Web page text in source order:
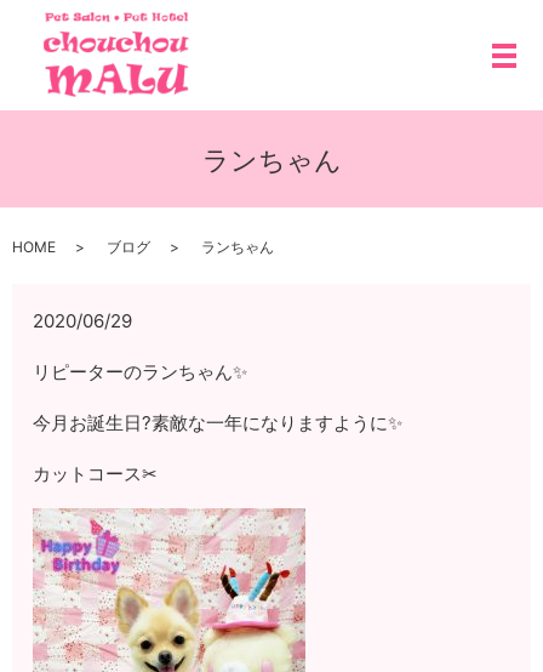
メ
ランちゃん
HOME ブログ ランちゃん
2020/06/29
リピーターのランちゃん✨
今月お誕生日?素敵な一年になりますように✨
カットコース✂